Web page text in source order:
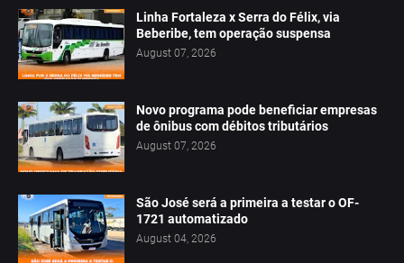
Linha Fortaleza x Serra do Félix, via
Beberibe, tem operação suspensa
August 07, 2026
Novo programa pode beneficiar empresas
de ônibus com débitos tributários
August 07, 2026
São José será a primeira a testar o OF-
1721 automatizado
August 04, 2026